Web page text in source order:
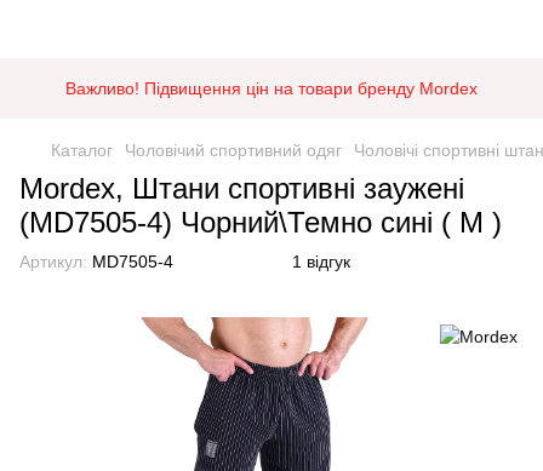
Важливо! Підвищення цін на товари бренду Mordex
Каталог Чоловічий спортивний одяг Чоловічі спортивні
Mordex, Штани спортивні заужені
(MD7505-4) Чорний\Темно сині ( M )
Артикул: MD7505-4 1 відгук